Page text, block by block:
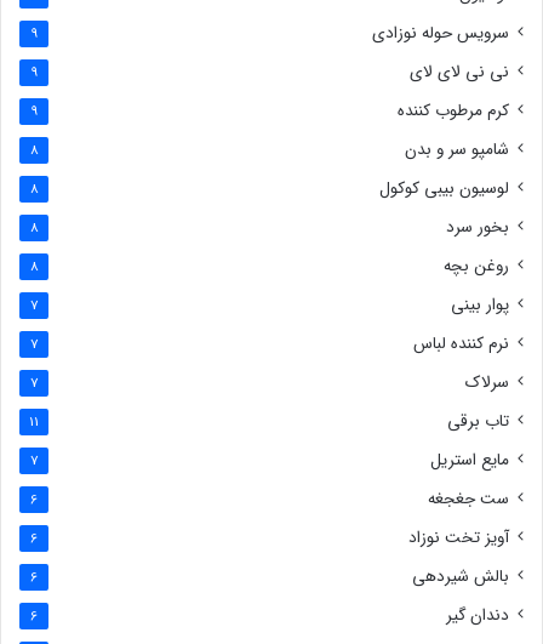
سرویس حوله نوزادی 9
نی نی لای لای 9
کرم مرطوب کننده 9
شامپو سر و بدن 8
لوسیون بیبی کوکول 8
بخور سرد 8
روغن بچه 8
پوار بینی 7
نرم کننده لباس 7
سرلاک 7
تاب برقی 11
مایع استریل 7
ست جغجغه 6
آویز تخت نوزاد 6
بالش شیردهی 6
دندان گیر 6